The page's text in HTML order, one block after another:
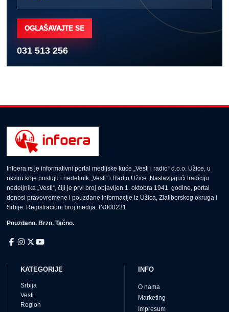
OGLAŠAVAJTE SE
031 513 256
Infoera.rs je informativni portal medijske kuće „Vesti i radio“ d.o.o. Užice, u
okviru koje posluju i nedeljnik „Vesti“ i Radio Užice. Nastavljajući tradiciju
nedeljnika „Vesti“, čiji je prvi broj objavljen 1. oktobra 1941. godine, portal
donosi pravovremene i pouzdane informacije iz Užica, Zlatiborskog okruga i
Srbije. Registracioni broj medija: IN000231
Pouzdano. Brzo. Tačno.
KATEGORIJE
Srbija
Vesti
Region
INFO
O nama
Marketing
Impresum